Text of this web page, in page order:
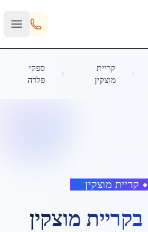
קריית
מוצקין
ספקי
פלדה
• קריית מוצקין
בקריית מוצקין